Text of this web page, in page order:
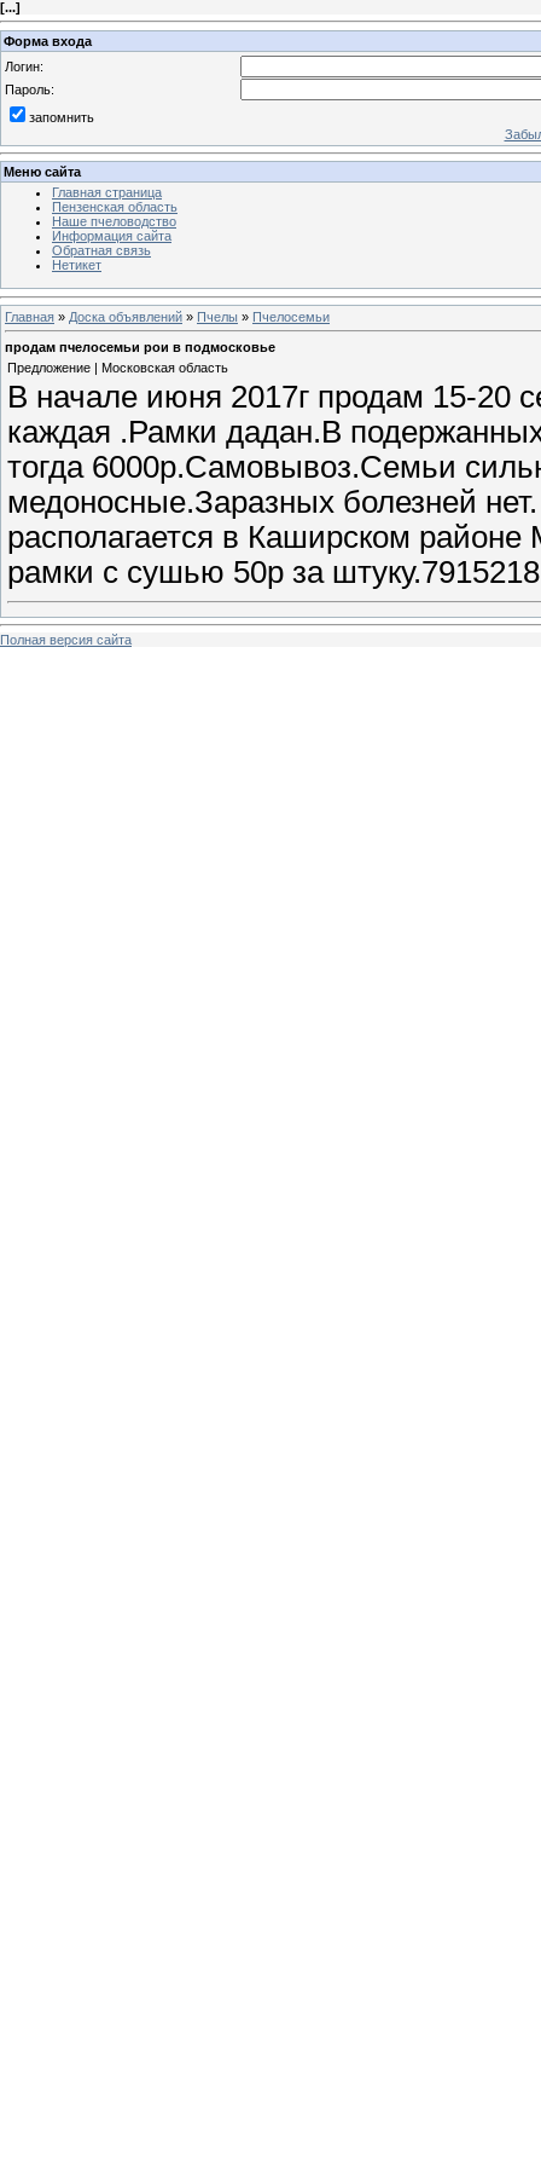
[...]
Форма входа
Логин:
Пароль:
запомнить
Меню сайта
Главная страница
Пензенская область
Наше пчеловодство
Информация сайта
Обратная связь
Нетикет
Главная » Доска объявлений » Пчелы » Пчелосемьи
продам пчелосемьи рои в подмосковье
Предложение | Московская область
В начале июня 2017г продам 15-20
каждая .Рамки дадан.В
тогда 6000р.Самовывоз.Семьи
медоносные.Заразных болезней
располагается в Каширском
рамки с сушью 50р за
Полная версия сайта